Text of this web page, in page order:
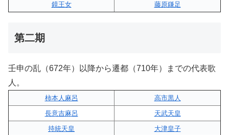
鏡王女
藤原鎌足
第二期
壬申の乱（672年）以降から遷都（710年）までの代表歌
人。
柿本人麻呂
高市黒人
長意吉麻呂
天武天皇
持統天皇
大津皇子